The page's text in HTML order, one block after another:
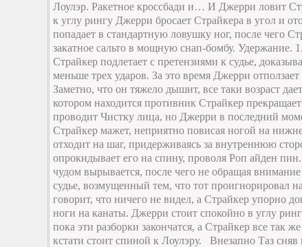
Лоулэр. Ракетное кроссбади и… И Джерри ловит
к углу рингу Джерри бросает Страйкера в угол и
попадает в стандартную ловушку ног, после чего
закатное сальто в мощную снап-бомбу. Удержание.
Страйкер подлетает с претензиями к судье,
меньше трех ударов. За это время Джерри
Заметно, что он тяжело дышит, все таки возраст
котором находится противник Страйкер
проводит Чистку лица, но Джерри в последний
Страйкер мажет, неприятно повисая ногой на
отходит на шаг, придерживаясь за внутреннюю
опрокидывает его на спину, проволя Роп айден
чудом вырывается, после чего не обращая
судье, возмущенный тем, что тот проигнорировал
говорит, что ничего не видел, а Страйкер упорно
ноги на канаты. Джерри стоит спокойно в углу
пока эти разборки закончатся, а Страйкер все так
кстати стоит спиной к Лоулэру.
Внезапно Таз